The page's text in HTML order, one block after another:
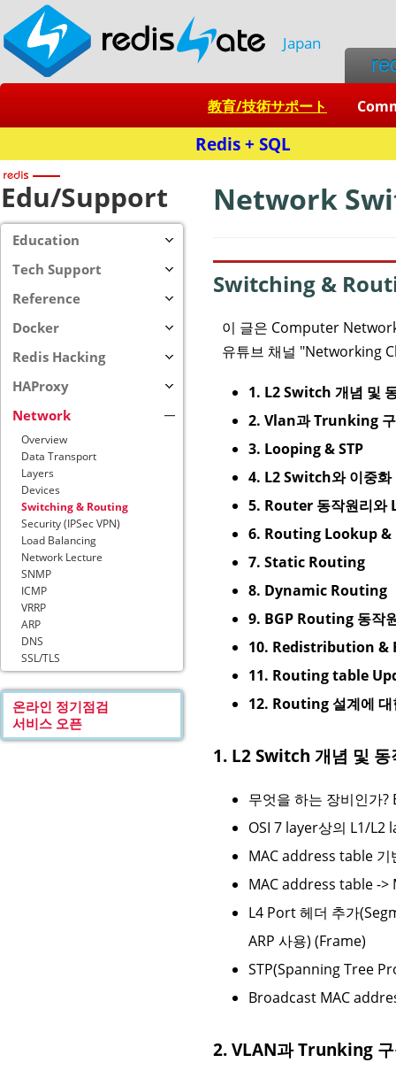
Japan
教育/技術サポート
Redis + SQL
Edu/Support
Education
Tech Support
Reference
Docker
Redis Hacking
HAProxy
Network
Overview
Data Transport
Layers
Devices
Switching & Routing
Security (IPSec VPN)
Load Balancing
Network Lecture
SNMP
ICMP
VRRP
ARP
DNS
SSL/TLS
온라인 정기점검
서비스 오픈
Network
Switching &
이 글은 Computer
유튜브 채널 "Networking
1. L2 Switch 개념 및
2. Vlan과 Trunking
3. Looping & STP
4. L2 Switch와 이중
5. Router 동작원리와
6. Routing Lookup
7. Static Routing
8. Dynamic Routing
9. BGP Routing 동작
10. Redistribution &
11. Routing table
12. Routing 설계에 대
1. L2 Switch 개념 및
무엇을 하는 장비인가
OSI 7 layer상의 L1/L2
MAC address table
MAC address table ->
L4 Port 헤더 추가
ARP 사용) (Frame)
STP(Spanning Tree
Broadcast MAC
2. VLAN과 Trunking